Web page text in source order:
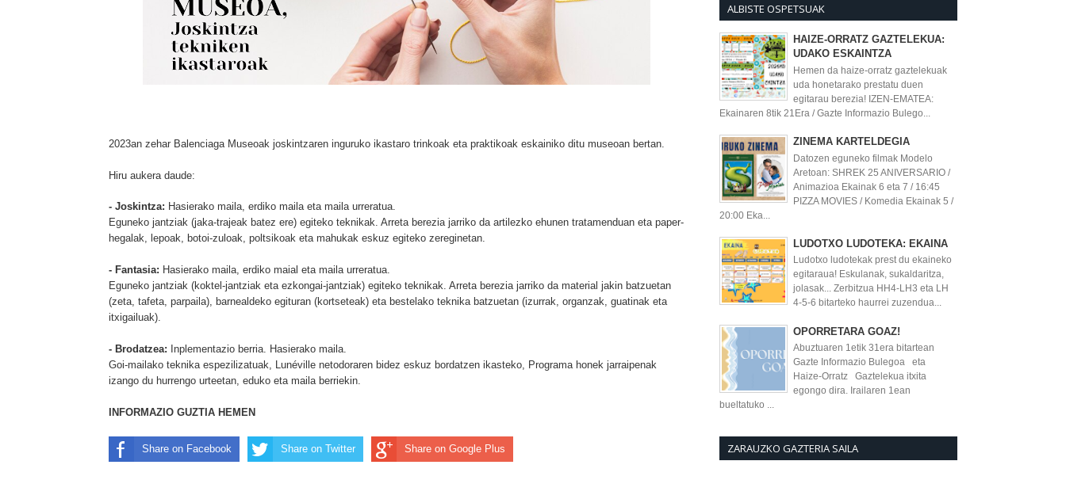
2023an zehar Balenciaga Museoak joskintzaren inguruko ikastaro trinkoak eta praktikoak eskainiko ditu museoan bertan.
Hiru aukera daude:
- Joskintza: Hasierako maila, erdiko maila eta maila urreratua.
Eguneko jantziak (jaka-trajeak batez ere) egiteko teknikak. Arreta berezia jarriko da artilezko ehunen tratamenduan eta paper-
hegalak, lepoak, botoi-zuloak, poltsikoak eta mahukak eskuz egiteko zereginetan.
- Fantasia: Hasierako maila, erdiko maial eta maila urreratua.
Eguneko jantziak (koktel-jantziak eta ezkongai-jantziak) egiteko teknikak. Arreta berezia jarriko da material jakin batzuetan
(zeta, tafeta, parpaila), barnealdeko egituran (kortseteak) eta bestelako teknika batzuetan (izurrak, organzak, guatinak eta
itxigailuak).
- Brodatzea: Inplementazio berria. Hasierako maila.
Goi-mailako teknika espezilizatuak, Lunéville netodoraren bidez eskuz bordatzen ikasteko, Programa honek jarraipenak
izango du hurrengo urteetan, eduko eta maila berriekin.
INFORMAZIO GUZTIA HEMEN
Share on Facebook Share on Twitter Share on Google Plus
ALBISTE OSPETSUAK
HAIZE-ORRATZ GAZTELEKUA:
UDAKO ESKAINTZA
Hemen da haize-orratz gaztelekuak
uda honetarako prestatu duen
egitarau berezia! IZEN-EMATEA:
Ekainaren 8tik 21Era / Gazte Informazio Bulego...
ZINEMA KARTELDEGIA
Datozen eguneko filmak Modelo
Aretoan: SHREK 25 ANIVERSARIO /
Animazioa Ekainak 6 eta 7 / 16:45
PIZZA MOVIES / Komedia Ekainak 5 /
20:00 Eka...
LUDOTXO LUDOTEKA: EKAINA
Ludotxo ludotekak prest du ekaineko
egitaraua! Eskulanak, sukaldaritza,
jolasak... Zerbitzua HH4-LH3 eta LH
4-5-6 bitarteko haurrei zuzendua...
OPORRETARA GOAZ!
Abuztuaren 1etik 31era bitartean
Gazte Informazio Bulegoa eta
Haize-Orratz Gaztelekua itxita
egongo dira. Irailaren 1ean
bueltatuko ...
ZARAUZKO GAZTERIA SAILA